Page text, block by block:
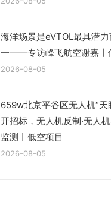
海洋场景是eVTOL最具潜
一——专访峰飞航空谢嘉丨
2026-08-05
659w北京平谷区无人机“天
开招标，无人机反制·无人
监测丨低空项目
2026-08-05